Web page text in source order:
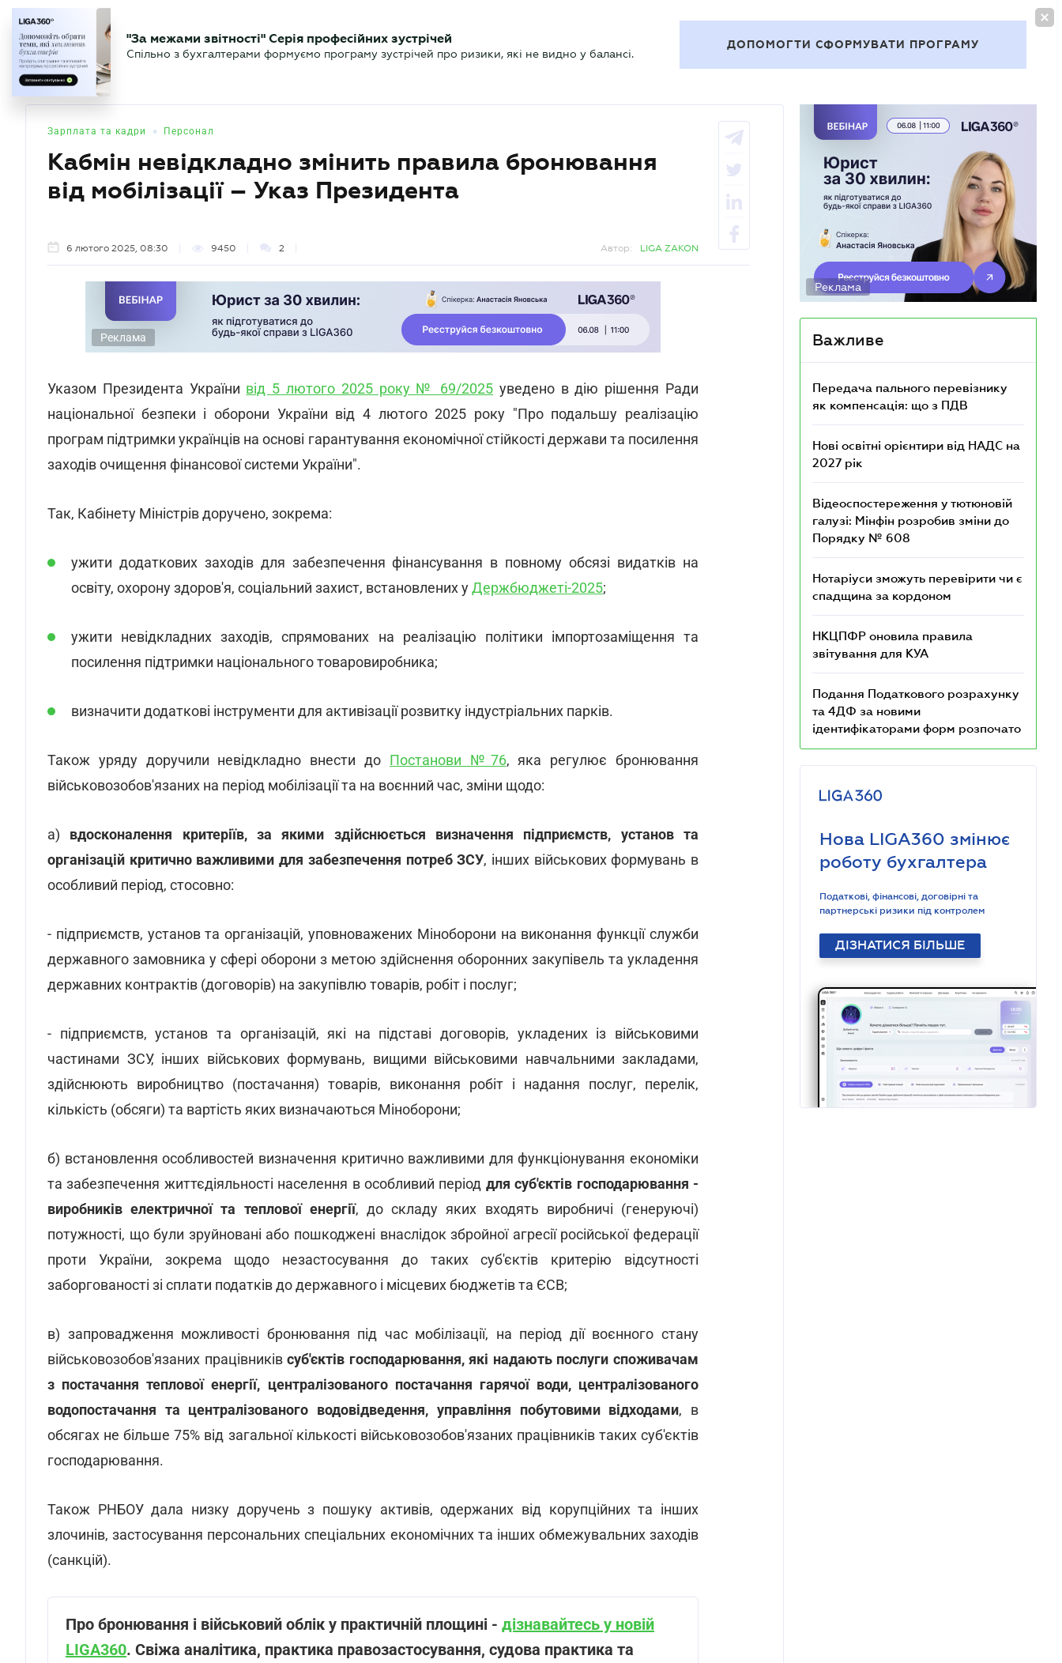
БУХГАЛТЕР Новини Аналітика Календар Актуально
"За межами звітності" Серія професійних зустрічей
Спільно з бухгалтерами формуємо програму зустрічей про ризики, які не видно у балансі.
ДОПОМОГТИ СФОРМУВАТИ ПРОГРАМУ
Зарплата та кадри • Персонал
Кабмін невідкладно змінить правила бронювання
від мобілізації – Указ Президента
6 лютого 2025, 08:30 9450 2 Автор: LIGA ZAKON
Реклама
Указом Президента України від 5 лютого 2025 року № 69/2025 уведено в дію рішення Ради
національної безпеки і оборони України від 4 лютого 2025 року "Про подальшу реалізацію
програм підтримки українців на основі гарантування економічної стійкості держави та посилення
заходів очищення фінансової системи України".
Так, Кабінету Міністрів доручено, зокрема:
ужити додаткових заходів для забезпечення фінансування в повному обсязі видатків на
освіту, охорону здоров'я, соціальний захист, встановлених уДержбюджеті-2025;
ужити невідкладних заходів, спрямованих на реалізацію політики імпортозаміщення та
посилення підтримки національного товаровиробника;
визначити додаткові інструменти для активізації розвитку індустріальних парків.
Також уряду доручили невідкладно внести до Постанови №76, яка регулює бронювання
військовозобов'язаних на період мобілізації та на воєнний час, зміни щодо:
а) вдосконалення критеріїв, за якими здійснюється визначення підприємств, установ та
організацій критично важливими для забезпечення потреб ЗСУ, інших військових формувань в
особливий період, стосовно:
- підприємств, установ та організацій, уповноважених Міноборони на виконання функції служби
державного замовника у сфері оборони з метою здійснення оборонних закупівель та укладення
державних контрактів (договорів) на закупівлю товарів, робіт і послуг;
- підприємств, установ та організацій, які на підставі договорів, укладених із військовими
частинами ЗСУ, інших військових формувань, вищими військовими навчальними закладами,
здійснюють виробництво (постачання) товарів, виконання робіт і надання послуг, перелік,
кількість (обсяги) та вартість яких визначаються Міноборони;
б) встановлення особливостей визначення критично важливими для функціонування економіки
та забезпечення життєдіяльності населення в особливий період для суб'єктів господарювання -
виробників електричної та теплової енергії, до складу яких входять виробничі (генеруючі)
потужності, що були зруйновані або пошкоджені внаслідок збройної агресії російської федерації
проти України, зокрема щодо незастосування до таких суб'єктів критерію відсутності
заборгованості зі сплати податків до державного і місцевих бюджетів та ЄСВ;
в) запровадження можливості бронювання під час мобілізації, на період дії воєнного стану
військовозобов'язаних працівниківсуб'єктів господарювання, які надають послуги споживачам
з постачання теплової енергії, централізованого постачання гарячої води, централізованого
водопостачання та централізованого водовідведення, управління побутовими відходами, в
обсягах не більше 75% від загальної кількості військовозобов'язаних працівників таких суб'єктів
господарювання.
Також РНБОУ дала низку доручень з пошуку активів, одержаних від корупційних та інших
злочинів, застосування персональних спеціальних економічних та інших обмежувальних заходів
(санкцій).
Про бронювання і військовий облік у практичній площині - дізнавайтесь у новій
LIGA360. Свіжа аналітика, практика правозастосування, судова практика та
Реклама
Важливе
Передача пального перевізнику
як компенсація: що з ПДВ
Нові освітні орієнтири від НАДС на
2027 рік
Відеоспостереження у тютюновій
галузі: Мінфін розробив зміни до
Порядку № 608
Нотаріуси зможуть перевірити чи є
спадщина за кордоном
НКЦПФР оновила правила
звітування для КУА
Подання Податкового розрахунку
та 4ДФ за новими
ідентифікаторами форм розпочато
Нова LIGA360 змінює
роботу бухгалтера
Податкові, фінансові, договірні та
партнерські ризики під контролем
ДІЗНАТИСЯ БІЛЬШЕ